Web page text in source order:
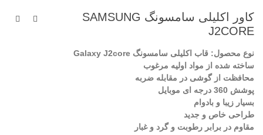
کاور اکلیلی سامسونگ SAMSUNG
J2CORE
نوع محصول: قاب اکلیلی سامسونگ Galaxy J2core
ساخته شده از مواد اولیه مرغوب
محافظت از گوشی در مقابله ضربه
پوشش 360 درجه ای موبایل
بسیار زیبا و بادوام
طراحی خاص و جدید
مقاوم در برابر رطوبت و گرد و غبار